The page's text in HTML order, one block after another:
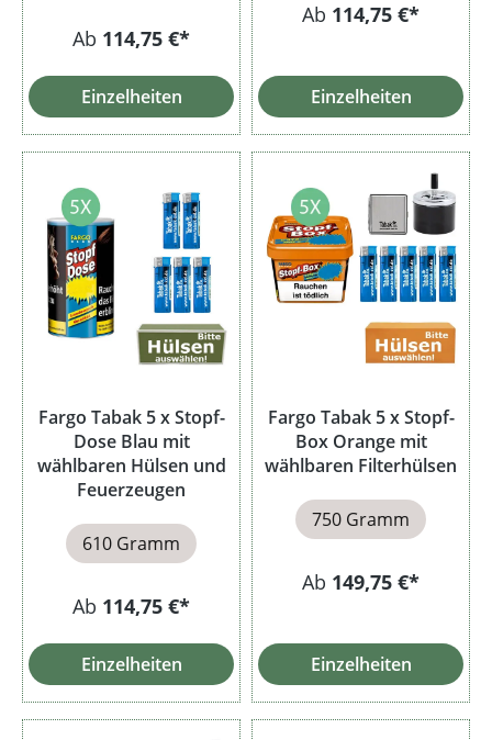
Ab 114,75 €*
Einzelheiten
Ab 114,75 €*
Einzelheiten
Fargo Tabak 5 x Stopf-
Dose Blau mit
wählbaren Hülsen und
Feuerzeugen
610 Gramm
Ab 114,75 €*
Einzelheiten
Fargo Tabak 5 x Stopf-
Box Orange mit
wählbaren Filterhülsen
750 Gramm
Ab 149,75 €*
Einzelheiten